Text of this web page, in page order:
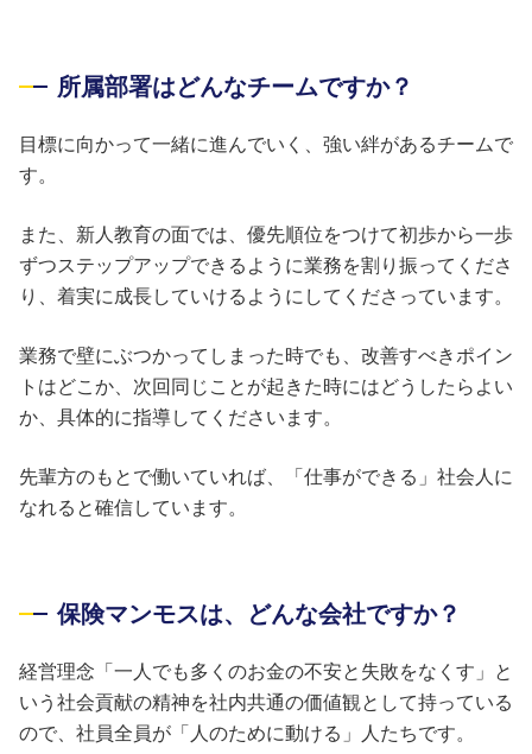
所属部署はどんなチームですか？
目標に向かって一緒に進んでいく、強い絆があるチームで
す。
また、新人教育の面では、優先順位をつけて初歩から一歩
ずつステップアップできるように業務を割り振ってくださ
り、着実に成長していけるようにしてくださっています。
業務で壁にぶつかってしまった時でも、改善すべきポイン
トはどこか、次回同じことが起きた時にはどうしたらよい
か、具体的に指導してくださいます。
先輩方のもとで働いていれば、「仕事ができる」社会人に
なれると確信しています。
保険マンモスは、どんな会社ですか？
経営理念「一人でも多くのお金の不安と失敗をなくす」と
いう社会貢献の精神を社内共通の価値観として持っている
ので、社員全員が「人のために動ける」人たちです。